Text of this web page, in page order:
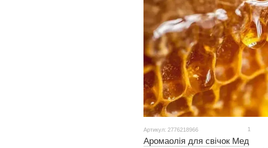
Артикул: 2776218966 1
Аромаолія для свічок Мед